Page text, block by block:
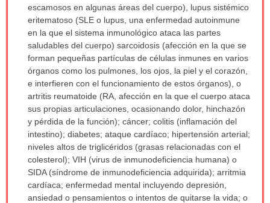
escamosos en algunas áreas del cuerpo), lupus sistémico
eritematoso (SLE o lupus, una enfermedad autoinmune
en la que el sistema inmunológico ataca las partes
saludables del cuerpo) sarcoidosis (afección en la que se
forman pequeñas partículas de células inmunes en varios
órganos como los pulmones, los ojos, la piel y el corazón,
e interfieren con el funcionamiento de estos órganos), o
artritis reumatoide (RA, afección en la que el cuerpo ataca
sus propias articulaciones, ocasionando dolor, hinchazón
y pérdida de la función); cáncer; colitis (inflamación del
intestino); diabetes; ataque cardíaco; hipertensión arterial;
niveles altos de triglicéridos (grasas relacionadas con el
colesterol); VIH (virus de inmunodeficiencia humana) o
SIDA (síndrome de inmunodeficiencia adquirida); arritmia
cardíaca; enfermedad mental incluyendo depresión,
ansiedad o pensamientos o intentos de quitarse la vida; o